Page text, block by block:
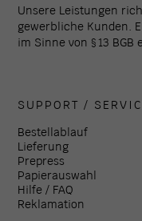
Unsere Leistungen
gewerbliche Kunden.
im Sinne von § 13 BGB
SUPPORT /
Bestellablauf
Lieferung
Prepress
Papierauswahl
Hilfe / FAQ
Reklamation